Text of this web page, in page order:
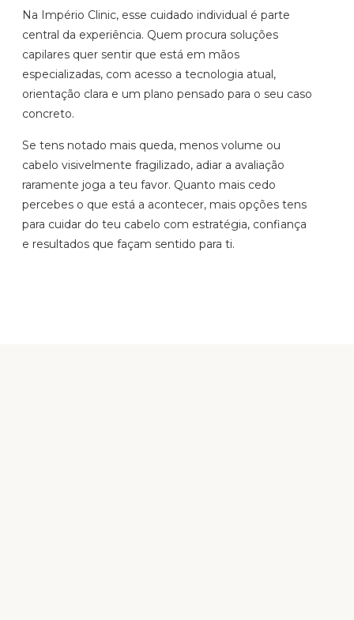
Na Império Clinic, esse cuidado individual é parte
central da experiência. Quem procura soluções
capilares quer sentir que está em mãos
especializadas, com acesso a tecnologia atual,
orientação clara e um plano pensado para o seu caso
concreto.
Se tens notado mais queda, menos volume ou
cabelo visivelmente fragilizado, adiar a avaliação
raramente joga a teu favor. Quanto mais cedo
percebes o que está a acontecer, mais opções tens
para cuidar do teu cabelo com estratégia, confiança
e resultados que façam sentido para ti.